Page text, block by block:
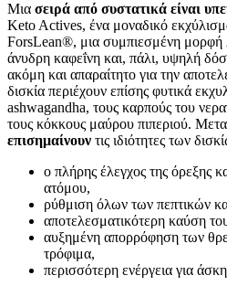
Μια σειρά από συστατικά είναι
Keto Actives, ένα μοναδικό
ForsLean®, μια συμπιεσμένη μορφή
άνυδρη καφεΐνη και, πάλι, υψηλή
ακόμη και απαραίτητο για την
δισκία περιέχουν επίσης φυτικά
ashwagandha, τους καρπούς του
τους κόκκους μαύρου πιπεριού.
επισημαίνουν τις ιδιότητες των
ο πλήρης έλεγχος της όρεξης
ατόμου,
ρύθμιση όλων των πεπτικών
αποτελεσματικότερη καύση
αυξημένη απορρόφηση των
τρόφιμα,
περισσότερη ενέργεια για